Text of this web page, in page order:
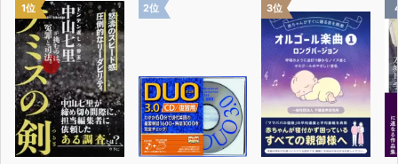
1位 2位 3位